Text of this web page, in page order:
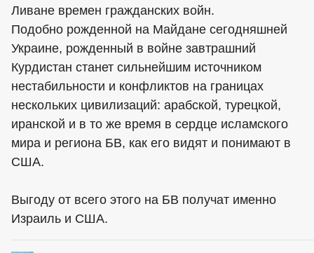
Ливане времен гражданских войн.
Подобно рожденной на Майдане сегодняшней
Украине, рожденный в войне завтрашний
Курдистан станет сильнейшим источником
нестабильности и конфликтов на границах
нескольких цивилизаций: арабской, турецкой,
иранской и в то же время в сердце исламского
мира и региона БВ, как его видят и понимают в
США.
Выгоду от всего этого на БВ получат именно
Израиль и США.